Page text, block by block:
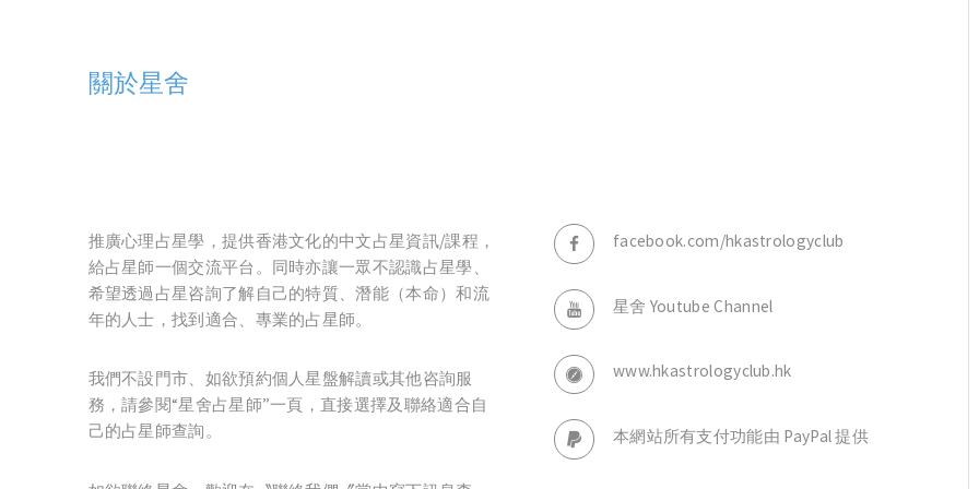
關於星舍
推廣心理占星學，提供香港文化的中文占星資訊/課程，
給占星師一個交流平台。同時亦讓一眾不認識占星學、
希望透過占星咨詢了解自己的特質、潛能（本命）和流
年的人士，找到適合、專業的占星師。
我們不設門市、如欲預約個人星盤解讀或其他咨詢服
務，請參閱“星舍占星師”一頁，直接選擇及聯絡適合自
己的占星師查詢。
facebook.com/hkastrologyclub
星舍 Youtube Channel
www.hkastrologyclub.hk
本網站所有支付功能由 PayPal 提供